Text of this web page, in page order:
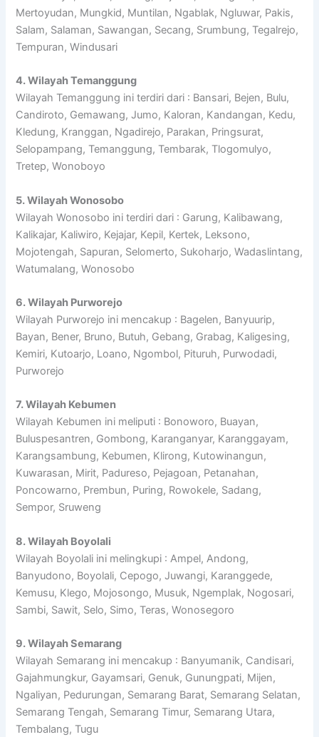
Mertoyudan, Mungkid, Muntilan, Ngablak, Ngluwar, Pakis,
Salam, Salaman, Sawangan, Secang, Srumbung, Tegalrejo,
Tempuran, Windusari
4. Wilayah Temanggung
Wilayah Temanggung ini terdiri dari : Bansari, Bejen, Bulu,
Candiroto, Gemawang, Jumo, Kaloran, Kandangan, Kedu,
Kledung, Kranggan, Ngadirejo, Parakan, Pringsurat,
Selopampang, Temanggung, Tembarak, Tlogomulyo,
Tretep, Wonoboyo
5. Wilayah Wonosobo
Wilayah Wonosobo ini terdiri dari : Garung, Kalibawang,
Kalikajar, Kaliwiro, Kejajar, Kepil, Kertek, Leksono,
Mojotengah, Sapuran, Selomerto, Sukoharjo, Wadaslintang,
Watumalang, Wonosobo
6. Wilayah Purworejo
Wilayah Purworejo ini mencakup : Bagelen, Banyuurip,
Bayan, Bener, Bruno, Butuh, Gebang, Grabag, Kaligesing,
Kemiri, Kutoarjo, Loano, Ngombol, Pituruh, Purwodadi,
Purworejo
7. Wilayah Kebumen
Wilayah Kebumen ini meliputi : Bonoworo, Buayan,
Buluspesantren, Gombong, Karanganyar, Karanggayam,
Karangsambung, Kebumen, Klirong, Kutowinangun,
Kuwarasan, Mirit, Padureso, Pejagoan, Petanahan,
Poncowarno, Prembun, Puring, Rowokele, Sadang,
Sempor, Sruweng
8. Wilayah Boyolali
Wilayah Boyolali ini melingkupi : Ampel, Andong,
Banyudono, Boyolali, Cepogo, Juwangi, Karanggede,
Kemusu, Klego, Mojosongo, Musuk, Ngemplak, Nogosari,
Sambi, Sawit, Selo, Simo, Teras, Wonosegoro
9. Wilayah Semarang
Wilayah Semarang ini mencakup : Banyumanik, Candisari,
Gajahmungkur, Gayamsari, Genuk, Gunungpati, Mijen,
Ngaliyan, Pedurungan, Semarang Barat, Semarang Selatan,
Semarang Tengah, Semarang Timur, Semarang Utara,
Tembalang, Tugu